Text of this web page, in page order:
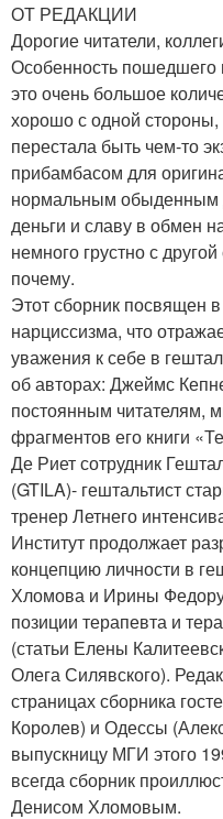
ОТ РЕДАКЦИИ
Дорогие читатели,
Особенность пошедшего
это очень большое
хорошо с одной стороны,
перестала быть чем-то
прибамбасом для
нормальным обыденным
деньги и славу в обмен
немного грустно с
почему.
Этот сборник посвящен
нарциссизма, что
уважения к себе в
об авторах: Джеймс
постоянным читателям,
фрагментов его книги
Де Риет сотрудник
(GTILA)- гештальтист
тренер Летнего
Институт продолжает
концепцию личности в
Хломова и Ирины
позиции терапевта и
(статьи Елены
Олега Силявского).
страницах сборника
Королев) и Одессы
выпускницу МГИ этого
всегда сборник
Денисом Хломовым.